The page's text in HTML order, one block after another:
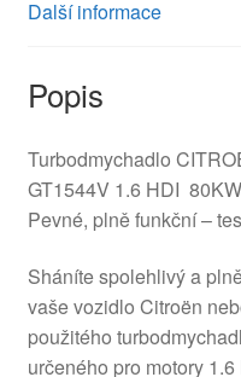
Další informace
Popis
Turbodmychadlo
GT1544V 1.6 HDI 80KW
Pevné, plně funkční –
Sháníte spolehlivý a
vaše vozidlo Citroën
použitého
určeného pro motory